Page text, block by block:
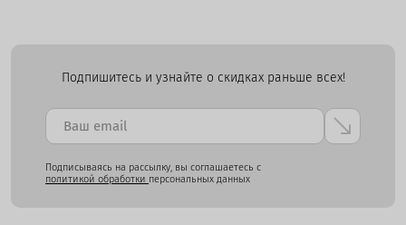
Подпишитесь и узнайте о скидках раньше всех!
Подписываясь на рассылку, вы соглашаетесь с
политикой обработки персональных данных